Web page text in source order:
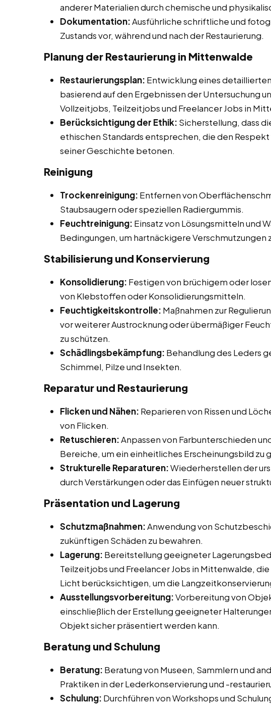
anderer Materialien durch chemische und
Dokumentation:Ausführliche schriftliche und
Zustands vor, während und nach der Restaurierung.
Planung der Restaurierung in Mittenwalde
Restaurierungsplan: Entwicklung eines
basierend auf den Ergebnissen der Untersuchung
Vollzeitjobs, Teilzeitjobs und Freelancer Jobs in
Berücksichtigung der Ethik: Sicherstellung, dass
ethischen Standards entsprechen, die den
seiner Geschichte betonen.
Reinigung
Trockenreinigung: Entfernen von
Staubsaugern oder speziellen Radiergummis.
Feuchtreinigung: Einsatz von Lösungsmitteln und
Bedingungen, um hartnäckigere Verschmutzungen
Stabilisierung und Konservierung
Konsolidierung: Festigen von brüchigem oder
von Klebstoffen oder Konsolidierungsmitteln.
Feuchtigkeitskontrolle: Maßnahmen zur
vor weiterer Austrocknung oder übermäßiger
zu schützen.
Schädlingsbekämpfung: Behandlung des Leders
Schimmel, Pilze und Insekten.
Reparatur und Restaurierung
Flicken und Nähen: Reparieren von Rissen und
von Flicken.
Retuschieren:Anpassen von Farbunterschieden
Bereiche, um ein einheitliches Erscheinungsbild zu
Strukturelle Reparaturen:Wiederherstellen der
durch Verstärkungen oder das Einfügen neuer
Präsentation und Lagerung
Schutzmaßnahmen:Anwendung von
zukünftigen Schäden zu bewahren.
Lagerung: Bereitstellung geeigneter
Teilzeitjobs und Freelancer Jobs in Mittenwalde,
Licht berücksichtigen, um die
Ausstellungsvorbereitung:Vorbereitung von
einschließlich der Erstellung geeigneter
Objekt sicher präsentiert werden kann.
Beratung und Schulung
Beratung: Beratung von Museen, Sammlern und
Praktiken in der Lederkonservierung und -
Schulung: Durchführen von Workshops und